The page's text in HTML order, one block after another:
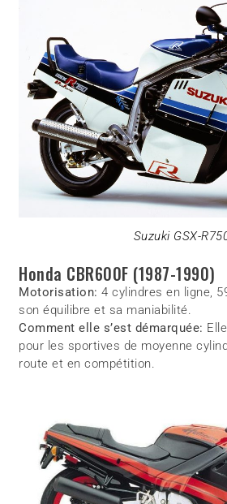
Suzuki GSX-
Honda CBR600F (1987-1990)
Motorisation: 4 cylindres en ligne,
son équilibre et sa maniabilité.
Comment elle s’est démarquée:
pour les sportives de moyenne
route et en compétition.